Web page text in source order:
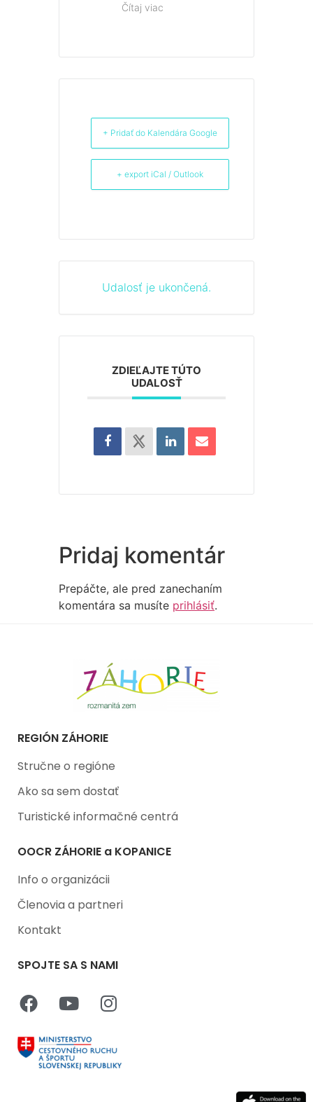
Čítaj viac
+ Pridať do Kalendára Google
+ export iCal / Outlook
Udalosť je ukončená.
ZDIEĽAJTE TÚTO
UDALOSŤ
Pridaj komentár
Prepáčte, ale pred zanechaním
komentára sa musíte prihlásiť.
REGIÓN ZÁHORIE
Stručne o regióne
Ako sa sem dostať
Turistické informačné centrá
OOCR ZÁHORIE a KOPANICE
Info o organizácii
Členovia a partneri
Kontakt
SPOJTE SA S NAMI